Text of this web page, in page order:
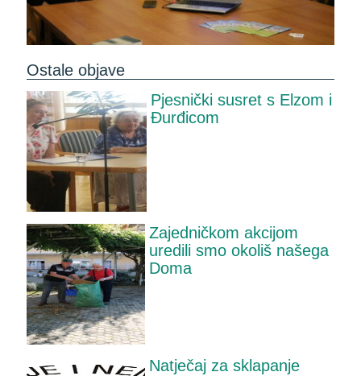
Ostale objave
Pjesnički susret s Elzom i
Đurđicom
Zajedničkom akcijom
uredili smo okoliš našega
Doma
Natječaj za sklapanje